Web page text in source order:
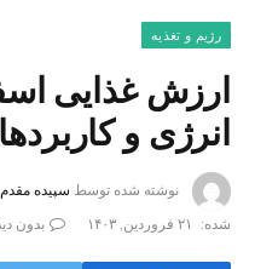
رژیم و تغذیه
ارزش غذایی
انرژی و
نوشته شده توسط سپیده مقدم
شده:
۲۱ فروردین, ۱۴۰۳ بدون